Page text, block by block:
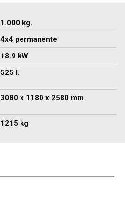
1.000 kg.
4x4 permanente
18.9 kW
525 l.
3080 x 1180 x 2580 mm
1215 kg